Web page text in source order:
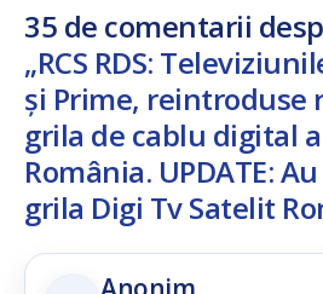
35 de comentarii
„RCS RDS:
și Prime, reintroduse
grila de cablu digital
România. UPDATE:
grila Digi Tv Satelit